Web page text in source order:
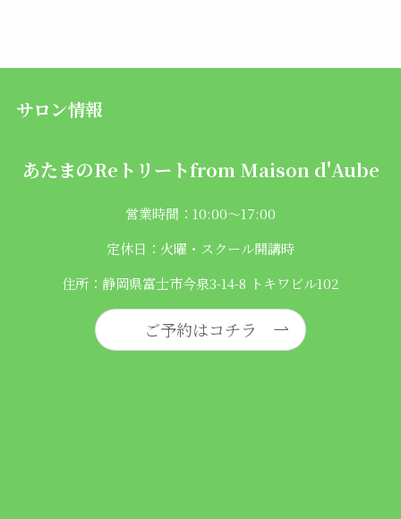
サロン情報
あたまのReトリートfrom Maison d'Aube
営業時間：10:00〜17:00
定休日：火曜・スクール開講時
住所：静岡県富士市今泉3-14-8 トキワビル102
ご予約はコチラ